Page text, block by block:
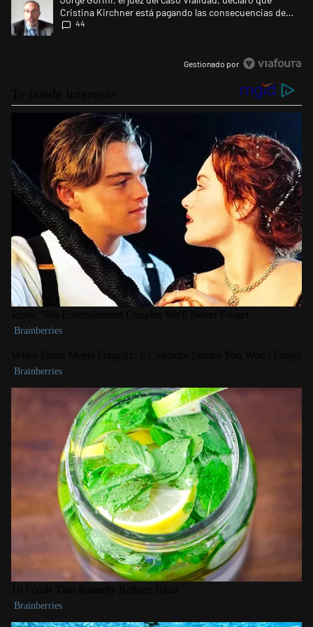
Cristina Kirchner está pagando las consecuencias de
cometer "un delito comprobado"
44
Gestionado por